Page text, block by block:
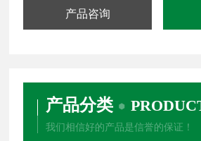
产品咨询
产品分类
我们相信好的产品是信誉的保证！